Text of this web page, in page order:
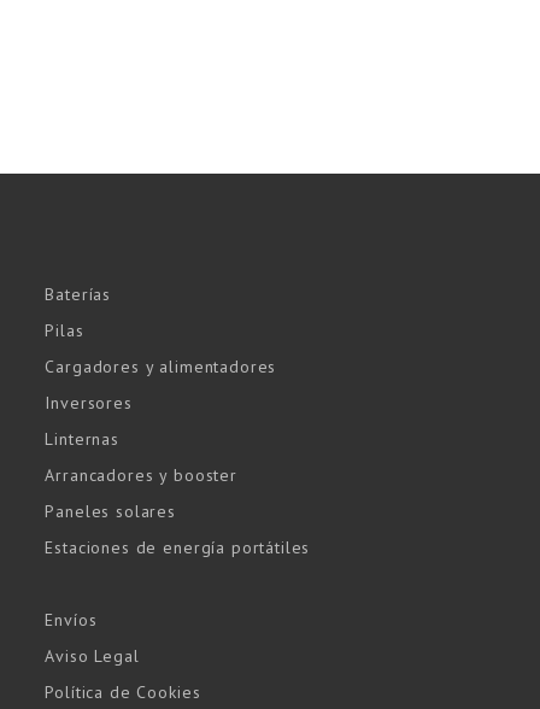
Baterías
Pilas
Cargadores y alimentadores
Inversores
Linternas
Arrancadores y booster
Paneles solares
Estaciones de energía portátiles
Envíos
Aviso Legal
Política de Cookies